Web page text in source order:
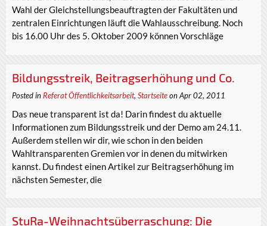
Wahl der Gleichstellungsbeauftragten der Fakultäten und
zentralen Einrichtungen läuft die Wahlausschreibung. Noch
bis 16.00 Uhr des 5. Oktober 2009 können Vorschläge
Bildungsstreik, Beitragserhöhung und Co.
Posted in Referat Öffentlichkeitsarbeit, Startseiteon Apr 02, 2011
Das neue transparent ist da! Darin findest du aktuelle
Informationen zum Bildungsstreik und der Demo am 24.11.
Außerdem stellen wir dir, wie schon in den beiden
Wahltransparenten Gremien vor in denen du mitwirken
kannst. Du findest einen Artikel zur Beitragserhöhung im
nächsten Semester, die
StuRa-Weihnachtsüberraschung: Die